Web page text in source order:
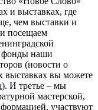
и выставках, где
чем выставки и
посещаем
фонды наши
(новости о
выставках вы можете
). И третье – мы
мастерской,
участвуют